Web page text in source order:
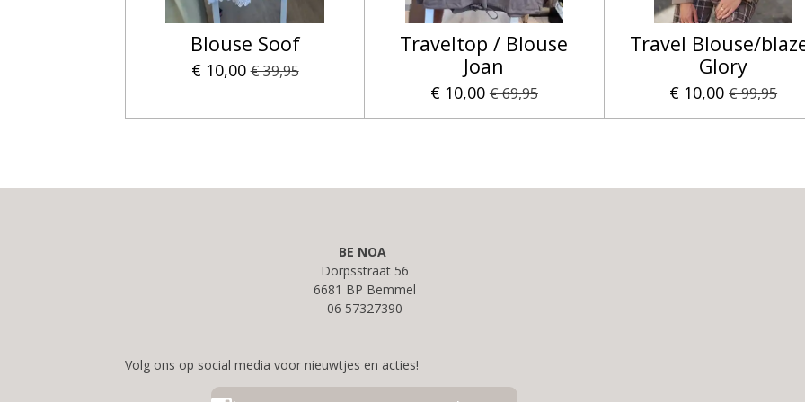
Blouse Soof
€ 10,00 € 39,95
Traveltop / Blouse
Joan
€ 10,00 € 69,95
Travel Blouse/
Glory
€ 10,00 € 99,95
BE NOA
Dorpsstraat 56
6681 BP Bemmel
06 57327390
Volg ons op social media voor nieuwtjes en acties!